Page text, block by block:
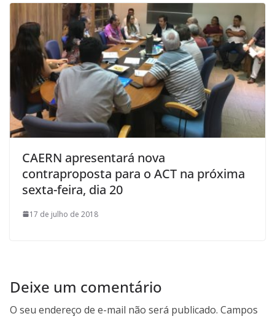
CAERN apresentará nova
contraproposta para o ACT na próxima
sexta-feira, dia 20
17 de julho de 2018
Deixe um comentário
O seu endereço de e-mail não será publicado. Campos